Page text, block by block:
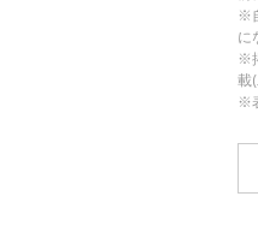
※
に
※
載
※